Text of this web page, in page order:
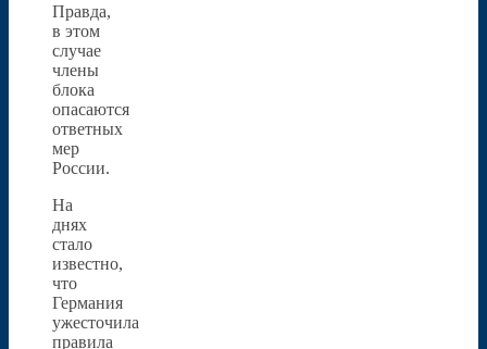
Правда,
в этом
случае
члены
блока
опасаются
ответных
мер
России.
На
днях
стало
известно,
что
Германия
ужесточила
правила